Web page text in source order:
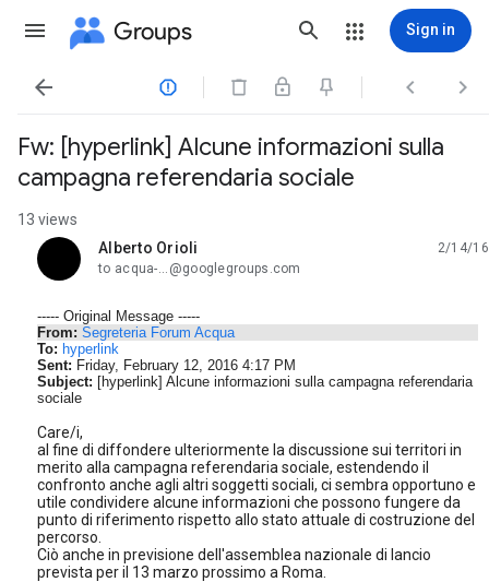
Groups Sign in
   
Fw: [hyperlink] Alcune informazioni sulla
campagna referendaria sociale
13 views
Alberto Orioli
unread,
2/14/16
to acqua-...@googlegroups.com
----- Original Message -----
From: Segreteria Forum Acqua
To: hyperlink
Sent: Friday, February 12, 2016 4:17 PM
Subject: [hyperlink] Alcune informazioni sulla campagna referendaria
sociale
Care/i,
al fine di diffondere ulteriormente la discussione sui territori in
merito alla campagna referendaria sociale, estendendo il
confronto anche agli altri soggetti sociali, ci sembra opportuno e
utile condividere alcune informazioni che possono fungere da
punto di riferimento rispetto allo stato attuale di costruzione del
percorso.
Ciò anche in previsione dell'assemblea nazionale di lancio
prevista per il 13 marzo prossimo a Roma.